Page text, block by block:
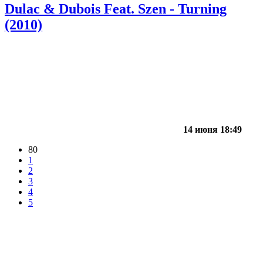
Dulac & Dubois Feat. Szen - Turning
(2010)
14 июня 18:49
80
1
2
3
4
5